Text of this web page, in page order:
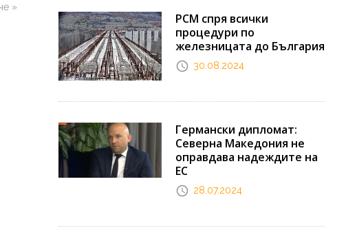
»
РСМ спря всички
процедури по
железницата до България
30.08.2024
Германски дипломат:
Северна Македония не
оправдава надеждите на
ЕС
28.07.2024